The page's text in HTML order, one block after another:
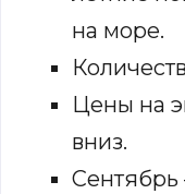
на море.
Цены на
вниз.
Сентябрь